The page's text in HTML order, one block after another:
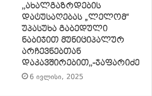
,,ახალგაზრდების
დატუსაღებას „ლელომ“
უპასუხა გაბედული
ნაბიჯით მუნიციპალურ
არჩევნებთან
დაკავშირებით,,-ჯაფარიძე
6 ივლისი, 2025